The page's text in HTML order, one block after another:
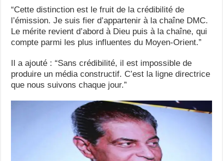
“Cette distinction est le fruit de la crédibilité de
l’émission. Je suis fier d’appartenir à la chaîne DMC.
Le mérite revient d’abord à Dieu puis à la chaîne, qui
compte parmi les plus influentes du Moyen-Orient.”
Il a ajouté : “Sans crédibilité, il est impossible de
produire un média constructif. C’est la ligne directrice
que nous suivons chaque jour.”